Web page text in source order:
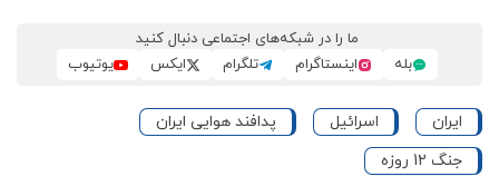
ما را در شبکه‌های اجتماعی دنبال کنید
بله
اینستاگرام تلگرام ایکس یوتیوب
ایران اسرائیل
پدافند هوایی ایران
جنگ 12 روزه